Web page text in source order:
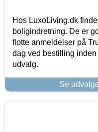
Hos LuxoLiving.dk
boligindretning. De er
flotte anmeldelser på
dag ved bestilling
udvalg.
Se